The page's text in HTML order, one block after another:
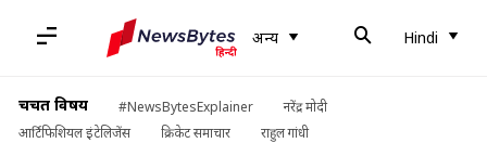
अन्य Hindi
चर्चित विषय #NewsBytesExplainer
नरेंद्र मोदी
आर्टिफिशियल इंटेलिजेंस
क्रिकेट समाचार राहुल गांधी